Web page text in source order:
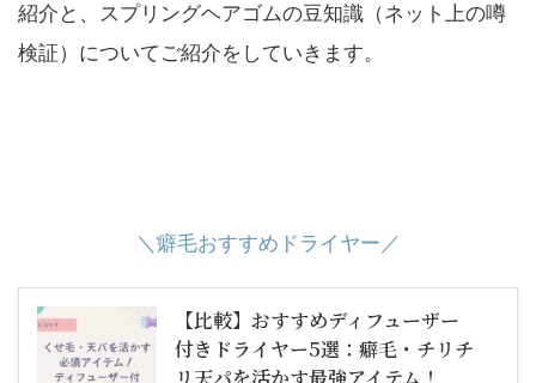
紹介と、スプリングヘアゴムの豆知識（ネット上の噂
検証）についてご紹介をしていきます。
＼癖毛おすすめドライヤー／
【比較】おすすめディフューザー
付きドライヤー5選：癖毛・チリチ